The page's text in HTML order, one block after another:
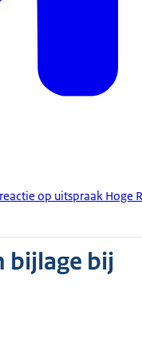
op uitspraak Hoge
bijlage bij